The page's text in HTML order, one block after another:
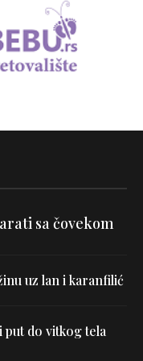
sa čovekom
uz lan i karanfilić
do vitkog tela